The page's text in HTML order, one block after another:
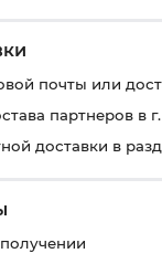
почты или
партнеров в
доставки в